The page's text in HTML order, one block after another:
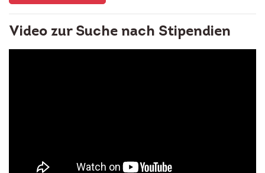
Video zur Suche nach Stipendien